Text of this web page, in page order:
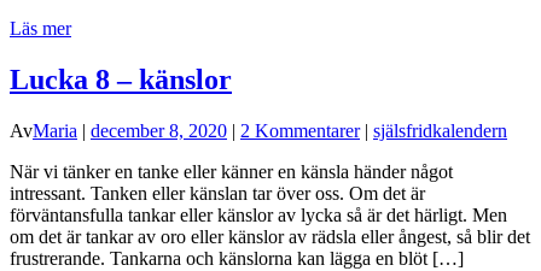
Läs mer
Lucka 8 – känslor
AvMaria | december 8, 2020 | 2 Kommentarer| själsfridkalendern
När vi tänker en tanke eller känner en känsla händer något
intressant. Tanken eller känslan tar över oss. Om det är
förväntansfulla tankar eller känslor av lycka så är det härligt. Men
om det är tankar av oro eller känslor av rädsla eller ångest, så blir det
frustrerande. Tankarna och känslorna kan lägga en blöt […]